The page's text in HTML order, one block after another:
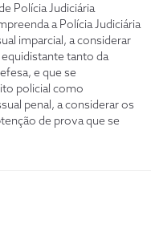
Polícia Judiciária
a Polícia Judiciária
imparcial, a considerar
tanto da
e que se
policial como
penal, a considerar os
de prova que se
de sentença penal sem